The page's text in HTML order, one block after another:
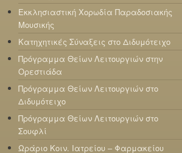
Εκκλησιαστική Χορωδία Παραδοσιακής
Μουσικής
Κατηχητικές Σύναξεις στο Διδυμότειχο
Πρόγραμμα Θείων Λειτουργιών στην
Ορεστιάδα
Πρόγραμμα Θείων Λειτουργιών στο
Διδυμότειχο
Πρόγραμμα Θείων Λειτουργιών στο
Σουφλί
Ωράριο Κοιν. Ιατρείου – Φαρμακείου